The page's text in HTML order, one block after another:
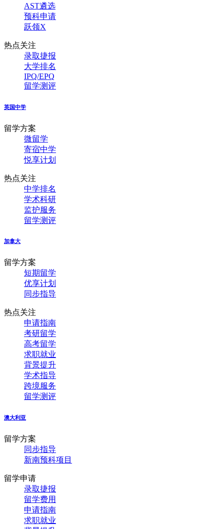
AST遴选
预科申请
跃领X
热点关注
录取捷报
大学排名
IPQ/EPQ
留学测评
英国中学
留学方案
微留学
寄宿中学
悦享计划
热点关注
中学排名
学术科研
监护服务
留学测评
加拿大
留学方案
短期留学
优享计划
同步指导
热点关注
申请指南
考研留学
高考留学
求职就业
背景提升
学术指导
跨境服务
留学测评
澳大利亚
留学方案
同步指导
新南预科项目
留学申请
录取捷报
留学费用
申请指南
求职就业